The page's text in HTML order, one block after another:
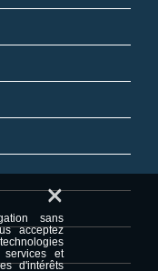
×
sans
acceptez
et
d'intérêts